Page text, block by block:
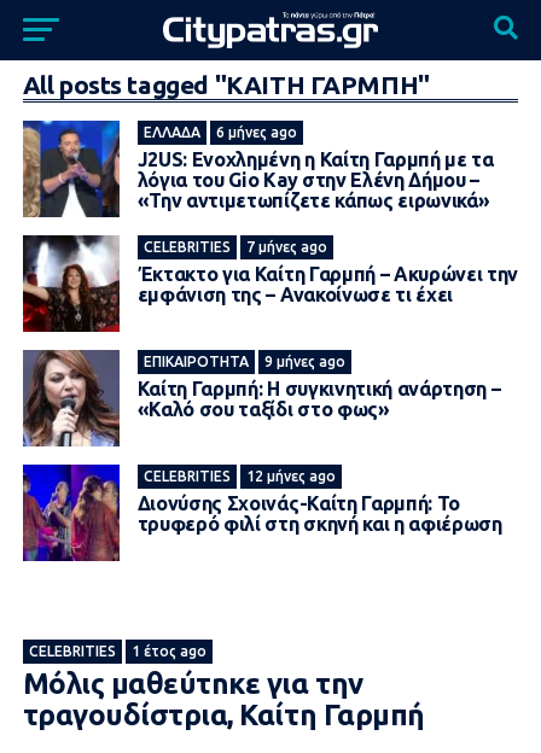
All posts tagged "ΚΑΙΤΗ ΓΑΡΜΠΗ"
ΕΛΛΆΔΑ 6 μήνες ago
J2US: Ενοχλημένη η Καίτη Γαρμπή με τα
λόγια του Gio Kay στην Ελένη Δήμου –
«Την αντιμετωπίζετε κάπως ειρωνικά»
CELEBRITIES 7 μήνες ago
Έκτακτο για Καίτη Γαρμπή – Ακυρώνει την
εμφάνιση της – Ανακοίνωσε τι έχει
ΕΠΙΚΑΙΡΌΤΗΤΑ 9 μήνες ago
Καίτη Γαρμπή: Η συγκινητική ανάρτηση –
«Καλό σου ταξίδι στο φως»
CELEBRITIES 12 μήνες ago
Διονύσης Σχοινάς-Καίτη Γαρμπή: Το
τρυφερό φιλί στη σκηνή και η αφιέρωση
CELEBRITIES 1 έτος ago
Μόλις μαθεύτnκε για την
τραγουδίστρια, Καίτη Γαρμπή